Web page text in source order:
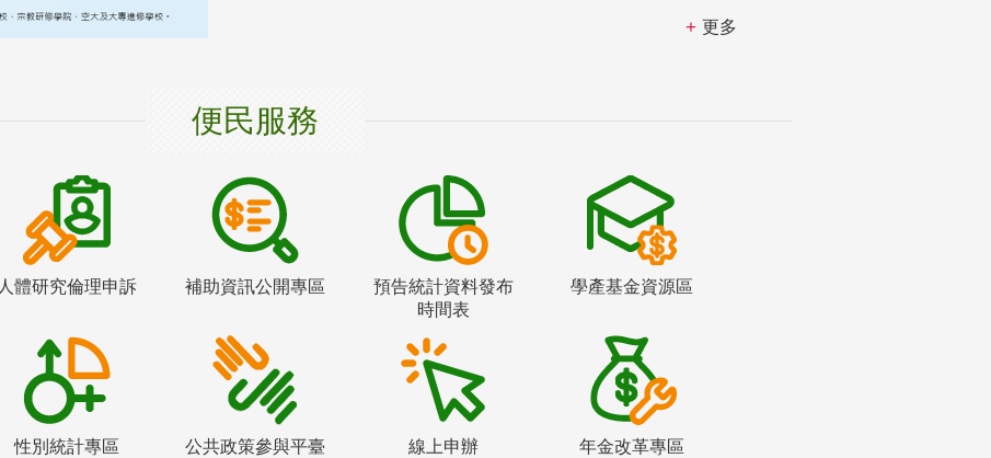
更多
便民服務
人體研究倫理申訴 補助資訊公開專區
預告統計資料發布
時間表
學產基金資源區
性別統計專區 公共政策參與平臺 線上申辦 年金改革專區